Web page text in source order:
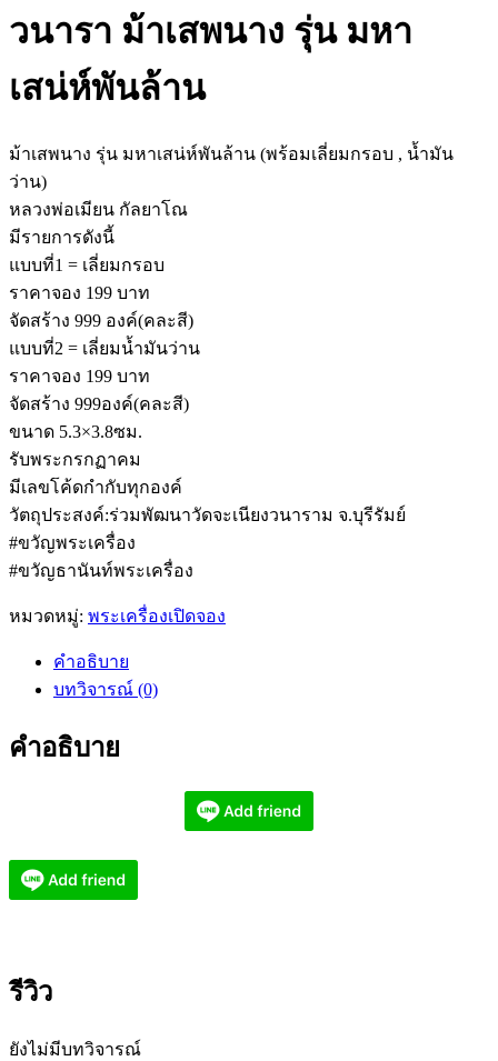
วนารา ม้าเสพนาง รุ่น มหา
เสน่ห์พันล้าน
ม้าเสพนาง รุ่น มหาเสน่ห์พันล้าน (พร้อมเลี่ยมกรอบ , น้ำมัน
ว่าน)
หลวงพ่อเมียน กัลยาโณ
มีรายการดังนี้
แบบที่1 = เลี่ยมกรอบ
ราคาจอง 199 บาท
จัดสร้าง 999 องค์(คละสี)
แบบที่2 = เลี่ยมน้ำมันว่าน
ราคาจอง 199 บาท
จัดสร้าง 999องค์(คละสี)
ขนาด 5.3×3.8ซม.
รับพระกรกฏาคม
มีเลขโค้ดกำกับทุกองค์
วัตถุประสงค์:ร่วมพัฒนาวัดจะเนียงวนาราม จ.บุรีรัมย์
#ขวัญพระเครื่อง
#ขวัญธานันท์พระเครื่อง
หมวดหมู่: พระเครื่องเปิดจอง
คำอธิบาย
บทวิจารณ์ (0)
คำอธิบาย
รีวิว
ยังไม่มีบทวิจารณ์